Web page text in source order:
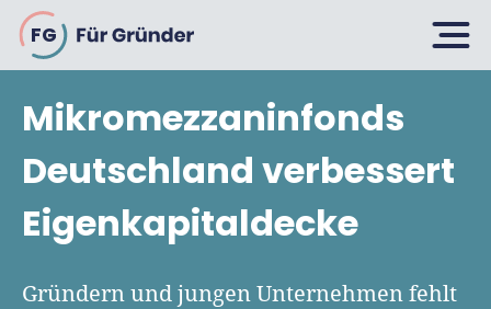
FG
Planen
Selbstständig machen
Mikromezzaninfonds
Deutschland verbessert
Eigenkapitaldecke
Gründern und jungen Unternehmen fehlt